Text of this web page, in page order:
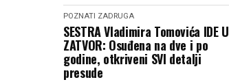
POZNATI ZADRUGA
SESTRA Vladimira Tomovića IDE U
ZATVOR: Osuđena na dve i po
godine, otkriveni SVI detalji
presude